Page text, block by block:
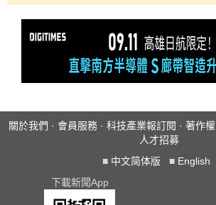
關於我們 · 會員服務 · 科技產業報訂閱 · 著作權
人才招募
■ 中文简体版 ■ English
下載新聞App